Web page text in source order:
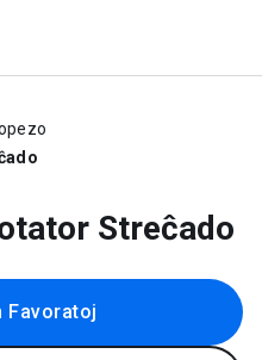
Streĉado
Favoratoj